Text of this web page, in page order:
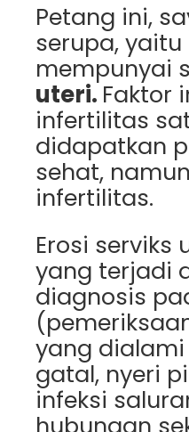
Petang ini,
serupa,
mempunyai
uteri. Faktor
infertilitas
didapatkan
sehat,
infertilitas.
Erosi serviks
yang terjadi
diagnosis
yang
gatal, nyeri
infeksi